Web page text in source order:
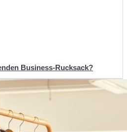
Business-Rucksack?